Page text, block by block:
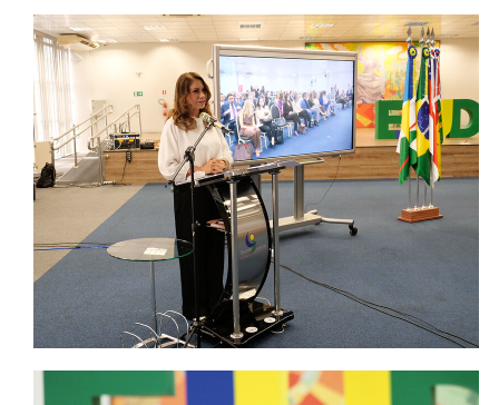
Governança de TI
Gestão Estratégica
Governança das Contratações Obras
Rede de Governança Colaborativa
Gestão de Riscos
Laboratório de Inovação
Assessoria de Governança de Gestão de Pessoas
Sites Institucionais
Biblioteca
Centro de Memória